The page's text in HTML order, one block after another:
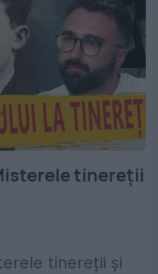
tinereții
tinereții și